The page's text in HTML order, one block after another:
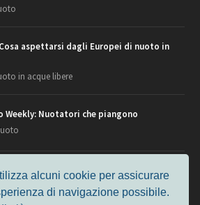
aspettarsi dagli Europei di nuoto in
in acque libere
Nuotatori che piangono
i convocati del nuoto per
alcuni cookie per assicurare
di navigazione possibile.